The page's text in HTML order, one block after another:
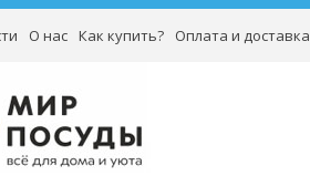
О нас Как купить? Оплата и доставка